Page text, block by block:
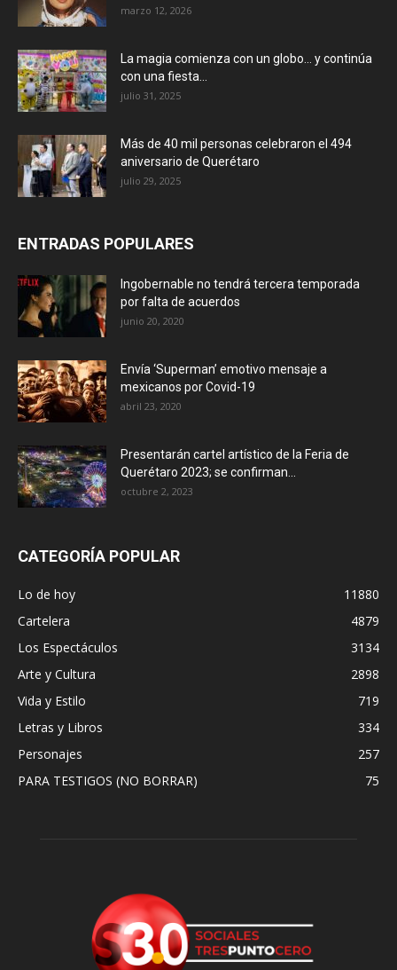
marzo 12, 2026
La magia comienza con un globo… y continúa
con una fiesta...
julio 31, 2025
Más de 40 mil personas celebraron el 494
aniversario de Querétaro
julio 29, 2025
ENTRADAS POPULARES
Ingobernable no tendrá tercera temporada
por falta de acuerdos
junio 20, 2020
Envía ‘Superman’ emotivo mensaje a
mexicanos por Covid-19
abril 23, 2020
Presentarán cartel artístico de la Feria de
Querétaro 2023; se confirman...
octubre 2, 2023
CATEGORÍA POPULAR
Lo de hoy
11880
Cartelera
4879
Los Espectáculos
3134
Arte y Cultura
2898
Vida y Estilo
719
Letras y Libros
334
Personajes
257
PARA TESTIGOS (NO BORRAR)
75